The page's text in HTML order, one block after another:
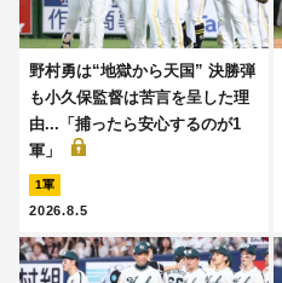
野村勇は“地獄から天国” 決勝弾
も小久保監督は苦言を呈した理
由...「捕ったら安心するのが1
軍」
1軍
2026.8.5